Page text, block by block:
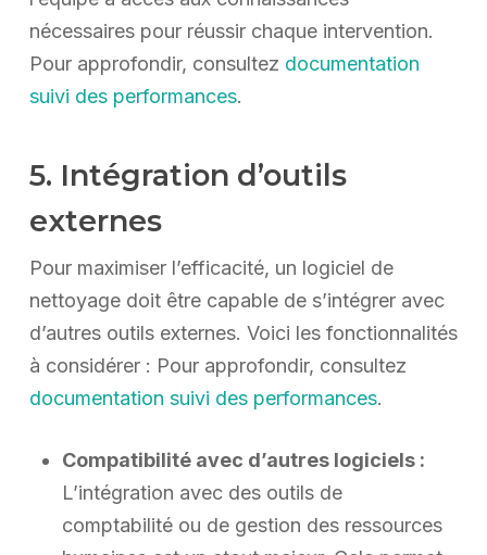
nécessaires pour réussir chaque intervention.
Pour approfondir, consultez documentation
suivi des performances.
5. Intégration d’outils
externes
Pour maximiser l’efficacité, un logiciel de
nettoyage doit être capable de s’intégrer avec
d’autres outils externes. Voici les fonctionnalités
à considérer : Pour approfondir, consultez
documentation suivi des performances.
Compatibilité avec d’autres logiciels :
L’intégration avec des outils de
comptabilité ou de gestion des ressources